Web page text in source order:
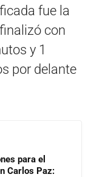
fue la
con
y 1
por delante
para el
Carlos Paz: